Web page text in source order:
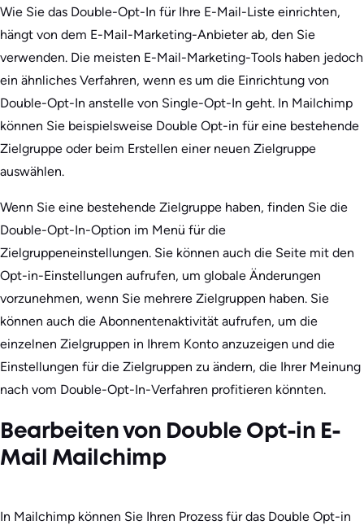
Wie Sie das Double-Opt-In für Ihre E-Mail-Liste einrichten,
hängt von dem E-Mail-Marketing-Anbieter ab, den Sie
verwenden. Die meisten E-Mail-Marketing-Tools haben jedoch
ein ähnliches Verfahren, wenn es um die Einrichtung von
Double-Opt-In anstelle von Single-Opt-In geht. In Mailchimp
können Sie beispielsweise Double Opt-in für eine bestehende
Zielgruppe oder beim Erstellen einer neuen Zielgruppe
auswählen.
Wenn Sie eine bestehende Zielgruppe haben, finden Sie die
Double-Opt-In-Option im Menü für die
Zielgruppeneinstellungen. Sie können auch die Seite mit den
Opt-in-Einstellungen aufrufen, um globale Änderungen
vorzunehmen, wenn Sie mehrere Zielgruppen haben. Sie
können auch die Abonnentenaktivität aufrufen, um die
einzelnen Zielgruppen in Ihrem Konto anzuzeigen und die
Einstellungen für die Zielgruppen zu ändern, die Ihrer Meinung
nach vom Double-Opt-In-Verfahren profitieren könnten.
Bearbeiten von Double Opt-in E-
Mail Mailchimp
In Mailchimp können Sie Ihren Prozess für das Double Opt-in